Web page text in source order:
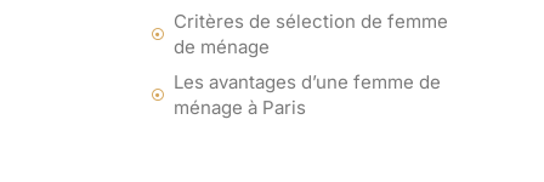
Critères de sélection de femme
de ménage
Les avantages d’une femme de
ménage à Paris